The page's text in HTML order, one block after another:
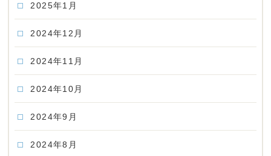
2025年1月
2024年12月
2024年11月
2024年10月
2024年9月
2024年8月